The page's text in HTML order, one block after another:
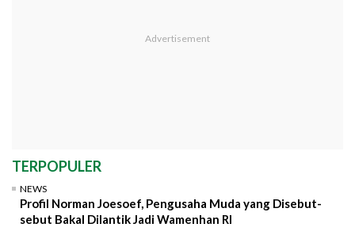
TERPOPULER
NEWS
Profil Norman Joesoef, Pengusaha Muda yang Disebut-
sebut Bakal Dilantik Jadi Wamenhan RI